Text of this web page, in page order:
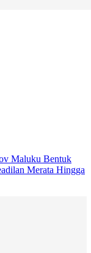
Maluku Bentuk
Merata Hingga